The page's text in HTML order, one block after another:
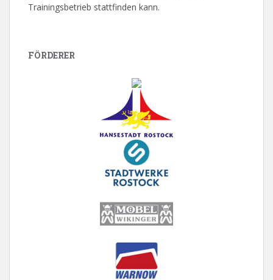
Trainingsbetrieb stattfinden kann.
FÖRDERER